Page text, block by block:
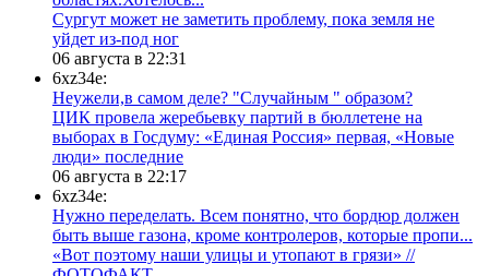
Сургут может не заметить проблему, пока земля не
уйдет из-под ног
06 августа в 22:31
6xz34e:
Неужели,в самом деле? "Случайным " образом?
ЦИК провела жеребьевку партий в бюллетене на
выборах в Госдуму: «Единая Россия» первая, «Новые
люди» последние
06 августа в 22:17
6xz34e:
Нужно переделать. Всем понятно, что бордюр должен
быть выше газона, кроме контролеров, которые пропи...
«Вот поэтому наши улицы и утопают в грязи» //